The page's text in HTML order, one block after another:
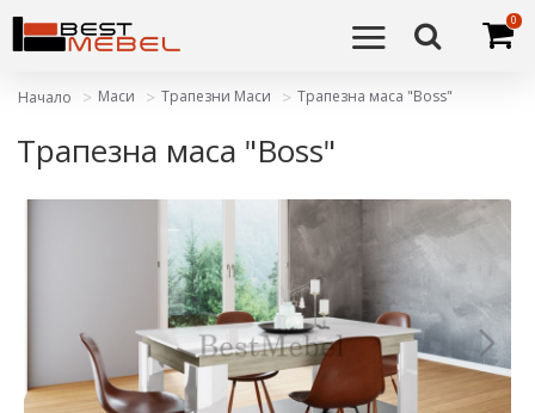
0
Начало Маси Трапезни Маси Трапезна маса "Boss"
Трапезна маса "Boss"